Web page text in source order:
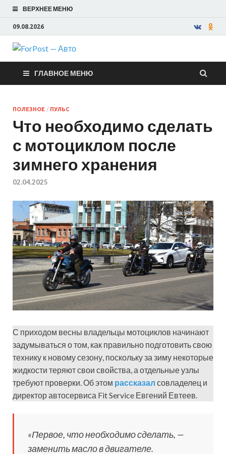
ВЕРХНЕЕ МЕНЮ
09.08.2026
ForPost —
Авто
ГЛАВНОЕ МЕНЮ
ПОЛЕЗНОЕ / ПУЛЬС
Что необходимо сделать
с мотоциклом после
зимнего хранения
02.04.2025
С приходом весны владельцы мотоциклов начинают
задумываться о том, как правильно подготовить свою
технику к новому сезону, поскольку за зиму некоторые
жидкости теряют свои свойства, а отдельные узлы
требуют проверки. Об этом рассказал совладелец и
директор автосервиса Fit Service Евгений Евтеев.
«Первое, что необходимо сделать, —
заменить масло в двигателе.